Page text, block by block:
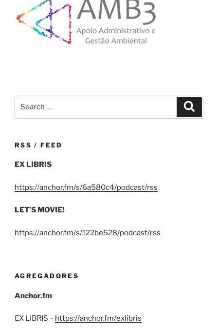
RSS / FEED
EX LIBRIS
https://anchor.fm/s/6a580c4/podcast/rss
LET’S MOVIE!
https://anchor.fm/s/122be528/podcast/rss
AGREGADORES
Anchor.fm
EX LIBRIS – https://anchor.fm/exlibris